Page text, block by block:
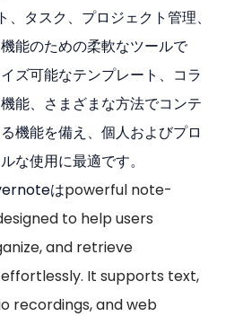
、タスク、プロジェクト管理、
能のための柔軟なツールで
ズ可能なテンプレート、コラ
能、さまざまな方法でコンテ
機能を備え、個人およびプロ
な使用に最適です。
はpowerful note-
to help users
and retrieve
It supports text,
recordings, and web